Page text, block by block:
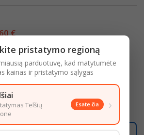
€
pristatymo regioną
parduotuvę, kad matytumėte
kainas ir pristatymo sąlygas
Telšių
Esate čia ›